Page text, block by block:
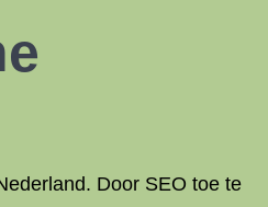
Door SEO toe te